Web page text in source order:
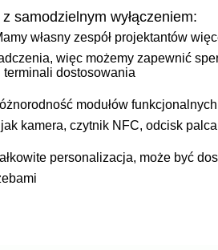
samodzielnym wyłączeniem:
własny zespół projektantów
więc możemy zapewnić
terminali dostosowania
modułów
kamera, czytnik NFC, odcisk
personalizacja, może być